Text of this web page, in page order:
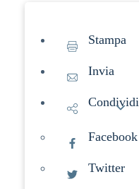
Stampa
Invia
Condividi
Facebook
Twitter